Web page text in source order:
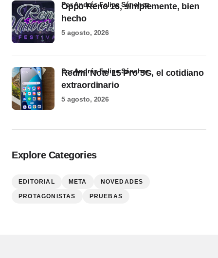
Oppo Reno 16, simplemente, bien
hecho
por Andrés Felipe Sánchez
5 agosto, 2026
Redmi Note 15 Pro 5G, el cotidiano
extraordinario
por Andrés Felipe Sánchez
5 agosto, 2026
Explore Categories
EDITORIAL META NOVEDADES
PROTAGONISTAS PRUEBAS